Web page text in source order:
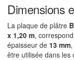
Dimensions
La plaque de plâtre
x 1,20 m,
épaisseur de 13 mm
être utilisée dans les